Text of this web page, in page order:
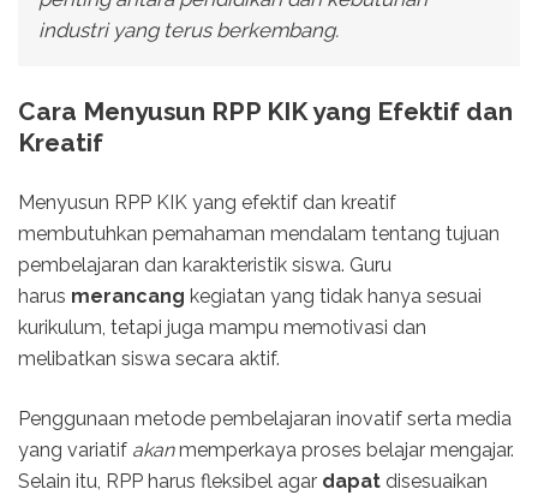
industri yang terus berkembang.
Cara Menyusun RPP KIK yang Efektif dan
Kreatif
Menyusun RPP KIK yang efektif dan kreatif
membutuhkan pemahaman mendalam tentang tujuan
pembelajaran dan karakteristik siswa. Guru
harus merancang kegiatan yang tidak hanya sesuai
kurikulum, tetapi juga mampu memotivasi dan
melibatkan siswa secara aktif.
Penggunaan metode pembelajaran inovatif serta media
yang variatif akanmemperkaya proses belajar mengajar.
Selain itu, RPP harus fleksibel agar dapat disesuaikan